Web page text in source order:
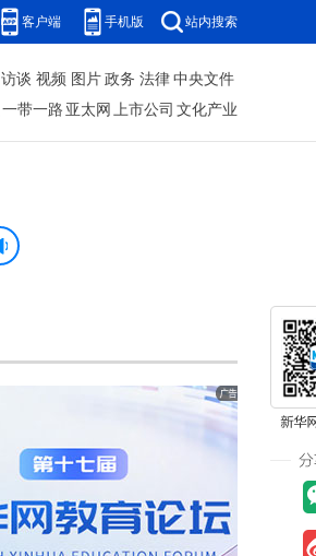
客户端 手机版 站内搜索
访谈 视频 图片 政务 法律 中央文件
一带一路 亚太网 上市公司 文化产业